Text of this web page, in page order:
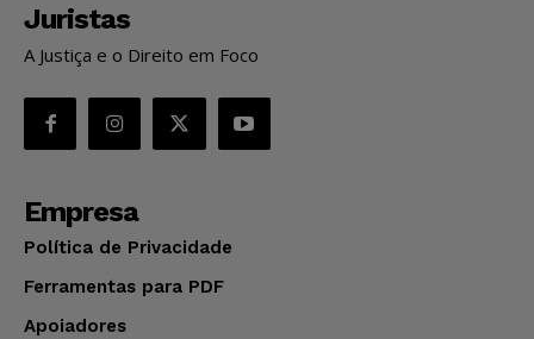
Juristas
A Justiça e o Direito em Foco
Empresa
Política de Privacidade
Ferramentas para PDF
Apoiadores